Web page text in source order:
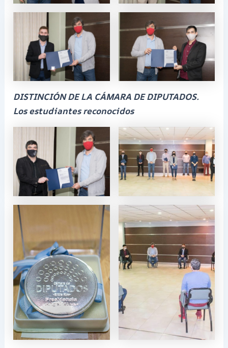
DISTINCIÓN DE LA CÁMARA DE DIPUTADOS.
Los estudiantes reconocidos